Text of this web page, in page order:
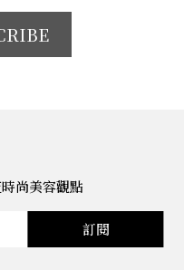
尚美容觀點
訂閱